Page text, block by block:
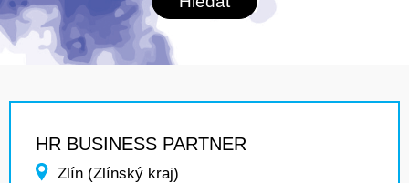
HR BUSINESS PARTNER
Zlín (Zlínský kraj)